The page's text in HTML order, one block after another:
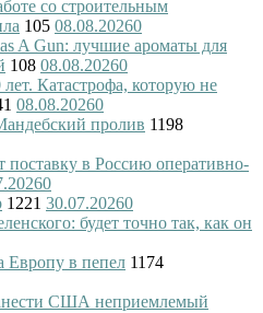
со строительным
105 08.08.20260
A Gun: лучшие ароматы для
108 08.08.20260
Катастрофа, которую не
08.08.20260
пролив 1198
поставку в Россию оперативно-
0
1221 30.07.20260
будет точно так, как он
Европу в пепел 1174
США неприемлемый